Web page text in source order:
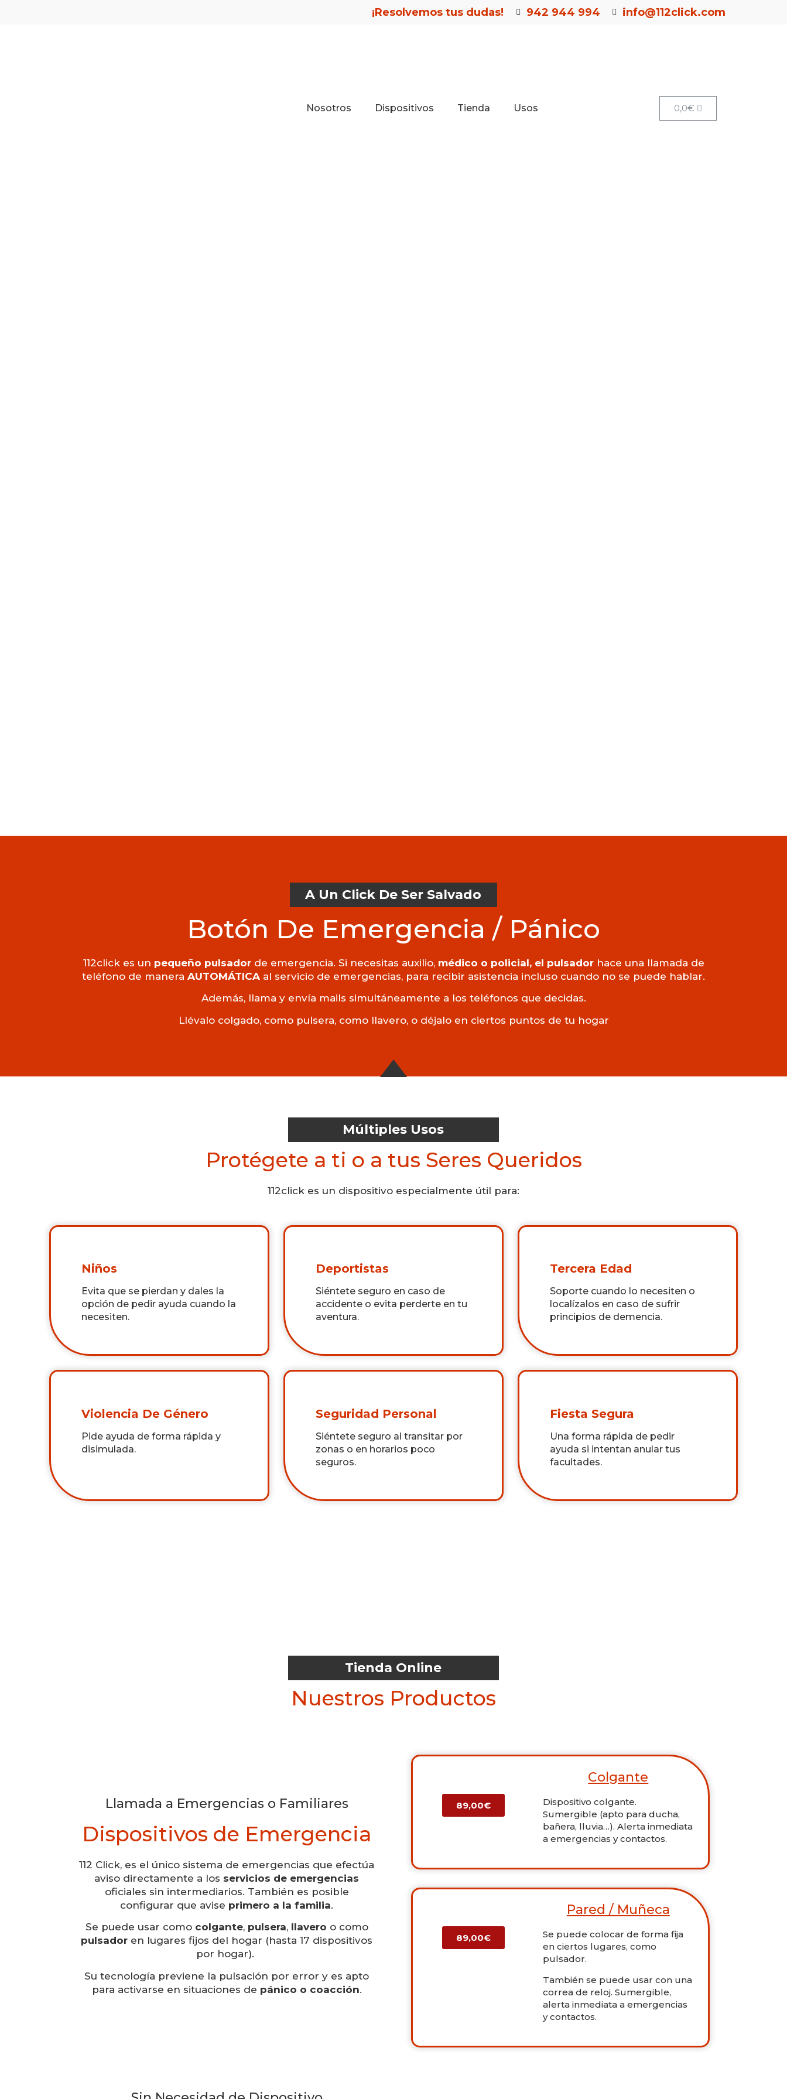
¡Resolvemos tus dudas! 942 944 994 info@112click.com
Nosotros Dispositivos Tienda Usos 0,0€
A Un Click De Ser Salvado
Botón De Emergencia / Pánico
112click es un pequeño pulsadorde emergencia. Si necesitas auxilio, médico o policial, el pulsador hace una llamada de
teléfono de manera AUTOMÁTICA al servicio de emergencias, para recibir asistencia incluso cuando no se puede hablar.
Además, llama y envía mails simultáneamente a los teléfonos que decidas.
Llévalo colgado, como pulsera, como llavero, o déjalo en ciertos puntos de tu hogar
Múltiples Usos
Protégete a ti o a tus Seres Queridos
112click es un dispositivo especialmente útil para:
Niños
Evita que se pierdan y dales la
opción de pedir ayuda cuando la
necesiten.
Deportistas
Siéntete seguro en caso de
accidente o evita perderte en tu
aventura.
Tercera Edad
Soporte cuando lo necesiten o
localízalos en caso de sufrir
principios de demencia.
Violencia De Género
Pide ayuda de forma rápida y
disimulada.
Seguridad Personal
Siéntete seguro al transitar por
zonas o en horarios poco
seguros.
Fiesta Segura
Una forma rápida de pedir
ayuda si intentan anular tus
facultades.
Tienda Online
Nuestros Productos
Llamada a Emergencias o Familiares
Dispositivos de Emergencia
112 Click, es el único sistema de emergencias que efectúa
aviso directamente a los servicios de emergencias
oficiales sin intermediarios. También es posible
configurar que avise primero a la familia.
Se puede usar como colgante, pulsera, llavero o como
pulsador en lugares fijos del hogar (hasta 17 dispositivos
por hogar).
Su tecnología previene la pulsación por error y es apto
para activarse en situaciones de pánico o coacción.
89,00€
Colgante
Dispositivo colgante.
Sumergible (apto para ducha,
bañera, lluvia…). Alerta inmediata
a emergencias y contactos.
89,00€
Pared / Muñeca
Se puede colocar de forma fija
en ciertos lugares, como
pulsador.
También se puede usar con una
correa de reloj. Sumergible,
alerta inmediata a emergencias
y contactos.